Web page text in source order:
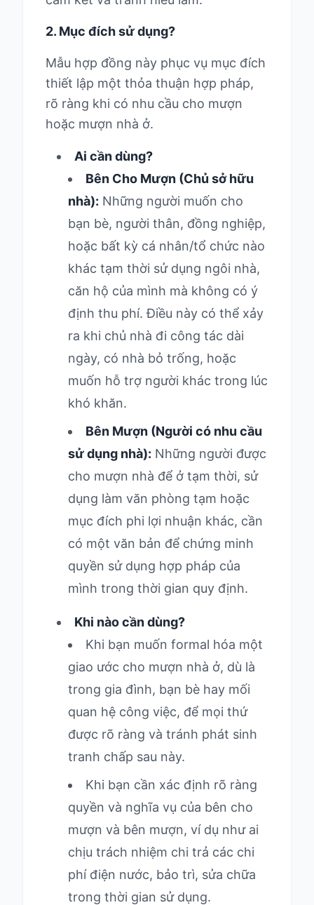
2. Mục đích sử dụng?
Mẫu hợp đồng này phục vụ mục đích
thiết lập một thỏa thuận hợp pháp,
rõ ràng khi có nhu cầu cho mượn
hoặc mượn nhà ở.
Ai cần dùng?
Bên Cho Mượn (Chủ sở hữu
nhà): Những người muốn cho
bạn bè, người thân, đồng nghiệp,
hoặc bất kỳ cá nhân/tổ chức nào
khác tạm thời sử dụng ngôi nhà,
căn hộ của mình mà không có ý
định thu phí. Điều này có thể xảy
ra khi chủ nhà đi công tác dài
ngày, có nhà bỏ trống, hoặc
muốn hỗ trợ người khác trong lúc
khó khăn.
Bên Mượn (Người có nhu cầu
sử dụng nhà): Những người được
cho mượn nhà để ở tạm thời, sử
dụng làm văn phòng tạm hoặc
mục đích phi lợi nhuận khác, cần
có một văn bản để chứng minh
quyền sử dụng hợp pháp của
mình trong thời gian quy định.
Khi nào cần dùng?
Khi bạn muốn formal hóa một
giao ước cho mượn nhà ở, dù là
trong gia đình, bạn bè hay mối
quan hệ công việc, để mọi thứ
được rõ ràng và tránh phát sinh
tranh chấp sau này.
Khi bạn cần xác định rõ ràng
quyền và nghĩa vụ của bên cho
mượn và bên mượn, ví dụ như ai
chịu trách nhiệm chi trả các chi
phí điện nước, bảo trì, sửa chữa
trong thời gian sử dụng.